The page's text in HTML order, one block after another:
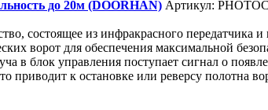
до 20м (DOORHAN) Артикул:
состоящее из инфракрасного передатчика
ворот для обеспечения максимальной
в блок управления поступает сигнал о
приводит к остановке или реверсу полотна